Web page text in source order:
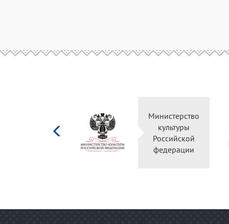
Министерство
культуры
Российской
федерации